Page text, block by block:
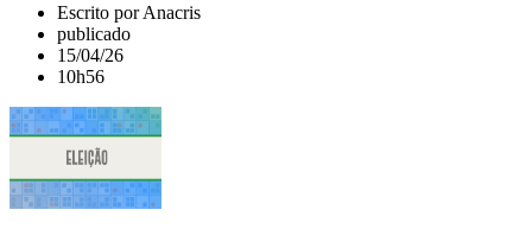
Escrito por Anacris
publicado
15/04/26
10h56